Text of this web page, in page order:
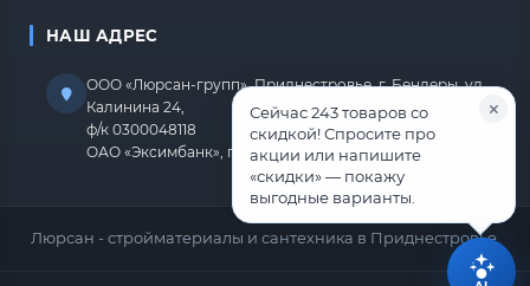
НАШ АДРЕС
ООО «Люрсан-групп», Приднестровье, г. Бендеры, ул.
Калинина 24,
ф/к 0300048118
ОАО «Эксимбанк», г.Бендеры, р/с 2212670000000818
Люрсан - стройматериалы и сантехника в Приднестровье.
Сейчас 243 товаров со
скидкой! Спросите про
акции или напишите
«скидки» — покажу
выгодные варианты.